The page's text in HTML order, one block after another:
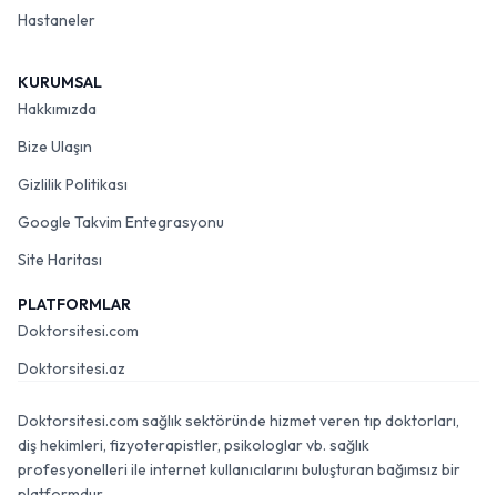
Hastaneler
KURUMSAL
Hakkımızda
Bize Ulaşın
Gizlilik Politikası
Google Takvim Entegrasyonu
Site Haritası
PLATFORMLAR
Doktorsitesi.com
Doktorsitesi.az
Doktorsitesi.com sağlık sektöründe hizmet veren tıp doktorları,
diş hekimleri, fizyoterapistler, psikologlar vb. sağlık
profesyonelleri ile internet kullanıcılarını buluşturan bağımsız bir